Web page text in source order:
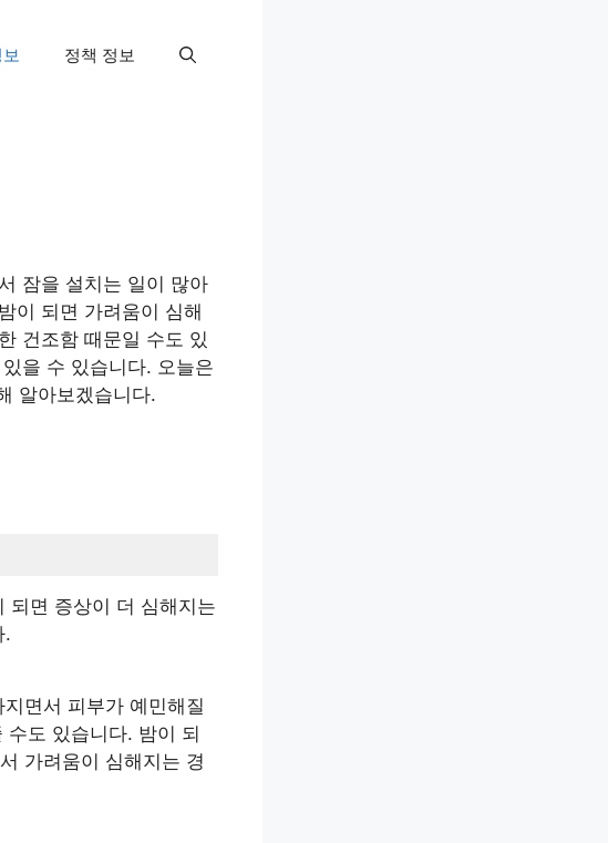
정책 정보
잠을 설치는 일이 많아
이 되면 가려움이 심해
건조함 때문일 수도 있
을 수 있습니다. 오늘은
알아보겠습니다.
되면 증상이 더 심해지는
.
면서 피부가 예민해질
도 있습니다. 밤이 되
가려움이 심해지는 경